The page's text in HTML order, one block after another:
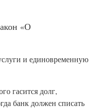
«О
и единовременную
гасится долг,
банк должен списать